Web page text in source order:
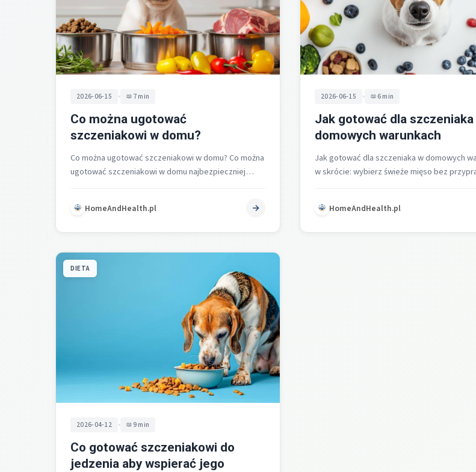
2026-06-15 • 7 min
Co można ugotować
szczeniakowi w domu?
Co można ugotować szczeniakowi w domu? Co można
ugotować szczeniakowi w domu najbezpieczniej
HomeAndHealth.pl
2026-06-15 • 6 min
Jak gotować dla szczeniaka
domowych warunkach
Jak gotować dla szczeniaka w domowych
w skrócie: wybierz świeże mięso bez
HomeAndHealth.pl
DIETA
2026-04-12 • 9 min
Co gotować szczeniakowi do
jedzenia aby wspierać jego